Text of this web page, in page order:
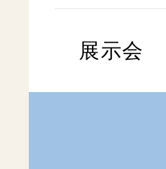
展示会